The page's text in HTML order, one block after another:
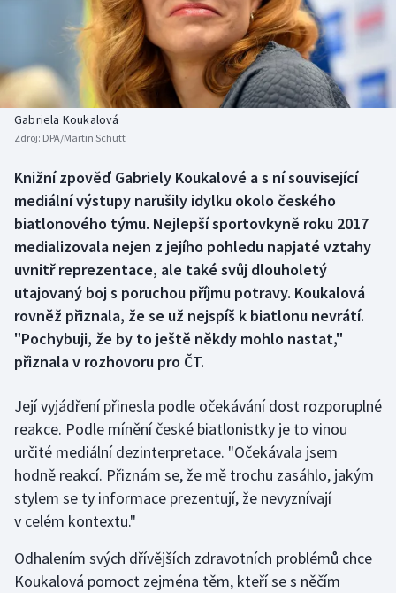
Americký fotbal
Baseball a softbal
Basketbal
Biatlon
Boby a skeleton
Box
Curling
Dostihy
Florbal
Futsal
Golf
Gymnastika
Házená
Jezdectví
NEPŘEHLÉDNĚTE
Soutěže
Historické návraty
Aplikace ČT sport
AZ kvíz
Gabriela Koukalová
Zdroj: DPA/Martin Schutt
Knižní zpověď Gabriely Koukalové a s ní související
mediální výstupy narušily idylku okolo českého
biatlonového týmu. Nejlepší sportovkyně roku 2017
medializovala nejen z jejího pohledu napjaté vztahy
uvnitř reprezentace, ale také svůj dlouholetý
utajovaný boj s poruchou příjmu potravy. Koukalová
rovněž přiznala, že se už nejspíš k biatlonu nevrátí.
"Pochybuji, že by to ještě někdy mohlo nastat,"
přiznala v rozhovoru pro ČT.
Její vyjádření přinesla podle očekávání dost rozporuplné
reakce. Podle mínění české biatlonistky je to vinou
určité mediální dezinterpretace. "Očekávala jsem
hodně reakcí. Přiznám se, že mě trochu zasáhlo, jakým
stylem se ty informace prezentují, že nevyznívají
v celém kontextu."
Odhalením svých dřívějších zdravotních problémů chce
Koukalová pomoct zejména těm, kteří se s něčím